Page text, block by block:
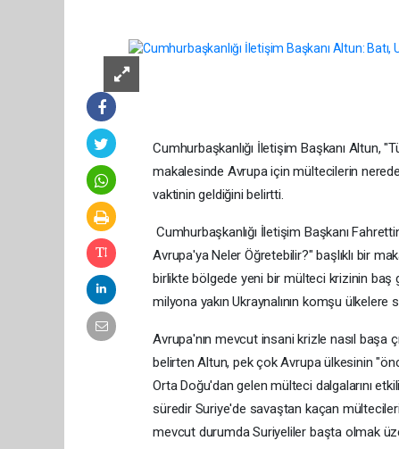
Cumhurbaşkanlığı İletişim Başkanı Altun,
makalesinde Avrupa için mültecilerin
vaktinin geldiğini belirtti.
Cumhurbaşkanlığı İletişim Başkanı
Avrupa'ya Neler Öğretebilir?" başlıklı bir
birlikte bölgede yeni bir mülteci krizinin
milyona yakın Ukraynalının komşu ülkelere
Avrupa'nın mevcut insani krizle nasıl başa
belirten Altun, pek çok Avrupa ülkesinin
Orta Doğu'dan gelen mülteci dalgalarını
süredir Suriye'de savaştan kaçan
mevcut durumda Suriyeliler başta olmak